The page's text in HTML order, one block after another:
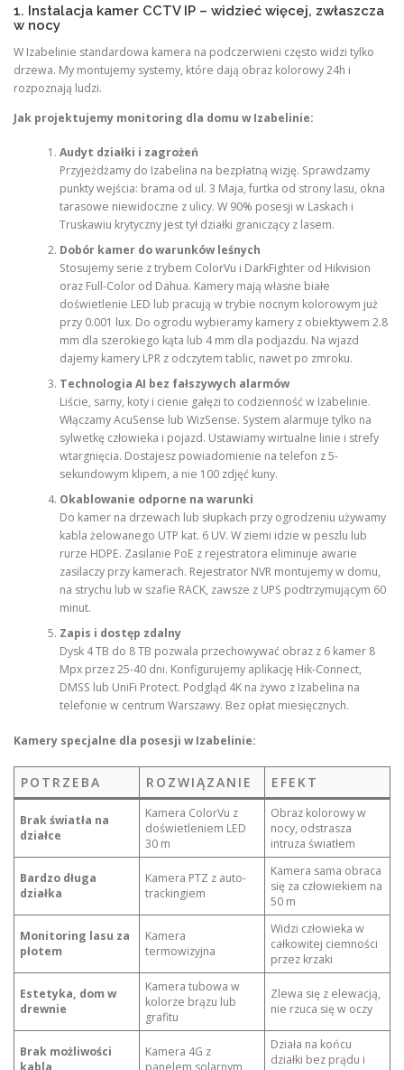
1. Instalacja kamer CCTV IP – widzieć więcej, zwłaszcza
w nocy
W Izabelinie standardowa kamera na podczerwieni często widzi tylko
drzewa. My montujemy systemy, które dają obraz kolorowy 24h i
rozpoznają ludzi.
Jak projektujemy monitoring dla domu w Izabelinie:
Audyt działki i zagrożeń
Przyjeżdżamy do Izabelina na bezpłatną wizję. Sprawdzamy
punkty wejścia: brama od ul. 3 Maja, furtka od strony lasu, okna
tarasowe niewidoczne z ulicy. W 90% posesji w Laskach i
Truskawiu krytyczny jest tył działki graniczący z lasem.
Dobór kamer do warunków leśnych
Stosujemy serie z trybem ColorVu i DarkFighter od Hikvision
oraz Full-Color od Dahua. Kamery mają własne białe
doświetlenie LED lub pracują w trybie nocnym kolorowym już
przy 0.001 lux. Do ogrodu wybieramy kamery z obiektywem 2.8
mm dla szerokiego kąta lub 4 mm dla podjazdu. Na wjazd
dajemy kamery LPR z odczytem tablic, nawet po zmroku.
Technologia AI bez fałszywych alarmów
Liście, sarny, koty i cienie gałęzi to codzienność w Izabelinie.
Włączamy AcuSense lub WizSense. System alarmuje tylko na
sylwetkę człowieka i pojazd. Ustawiamy wirtualne linie i strefy
wtargnięcia. Dostajesz powiadomienie na telefon z 5-
sekundowym klipem, a nie 100 zdjęć kuny.
Okablowanie odporne na warunki
Do kamer na drzewach lub słupkach przy ogrodzeniu używamy
kabla żelowanego UTP kat. 6 UV. W ziemi idzie w peszlu lub
rurze HDPE. Zasilanie PoE z rejestratora eliminuje awarie
zasilaczy przy kamerach. Rejestrator NVR montujemy w domu,
na strychu lub w szafie RACK, zawsze z UPS podtrzymującym 60
minut.
Zapis i dostęp zdalny
Dysk 4 TB do 8 TB pozwala przechowywać obraz z 6 kamer 8
Mpx przez 25-40 dni. Konfigurujemy aplikację Hik-Connect,
DMSS lub UniFi Protect. Podgląd 4K na żywo z Izabelina na
telefonie w centrum Warszawy. Bez opłat miesięcznych.
Kamery specjalne dla posesji w Izabelinie:
POTRZEBA ROZWIĄZANIE EFEKT
Brak światła na
działce
Kamera ColorVu z
doświetleniem LED
30 m
Obraz kolorowy w
nocy, odstrasza
intruza światłem
Bardzo długa
działka
Kamera PTZ z auto-
trackingiem
Kamera sama obraca
się za człowiekiem na
50 m
Monitoring lasu za
płotem
Kamera
termowizyjna
Widzi człowieka w
całkowitej ciemności
przez krzaki
Estetyka, dom w
drewnie
Kamera tubowa w
kolorze brązu lub
grafitu
Zlewa się z elewacją,
nie rzuca się w oczy
Brak możliwości
kabla
Kamera 4G z
panelem solarnym
Działa na końcu
działki bez prądu i